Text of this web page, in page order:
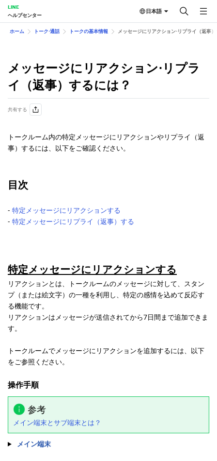
LINE
ヘルプセンター
日本語
ホーム トーク⋅通話 トークの基本情報 メッセージにリアクション⋅リ プライ（返事
メッセージにリアクション⋅リ プラ
イ（返事）するには？
共有する
トークルーム内の特定メッセージにリアクションやリプライ（返
事）するには、以下をご確認ください。
目次
‐ 特定メッセージにリアクションする
‐ 特定メッセージにリプライ（返事）する
特定メッセージにリアクションする
リアクションとは、トークルームのメッセージに対して、スタン
プ（または絵文字）の一種を利用し、特定の感情を込めて反応す
る機能です。
リアクションはメッセージが送信されてから7日間まで追加できま
す。
トークルームでメッセージにリアクションを追加するには、以下
をご参照ください。
操作手順
参考
メイン端末とサブ端末とは？
メイン端末